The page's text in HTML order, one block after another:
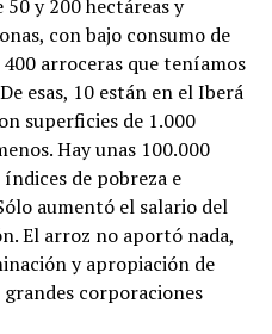
y 200 hectáreas y
con bajo consumo de
arroceras que teníamos
esas, 10 están en el Iberá
superficies de 1.000
Hay unas 100.000
de pobreza e
aumentó el salario del
El arroz no aportó nada,
y apropiación de
corporaciones